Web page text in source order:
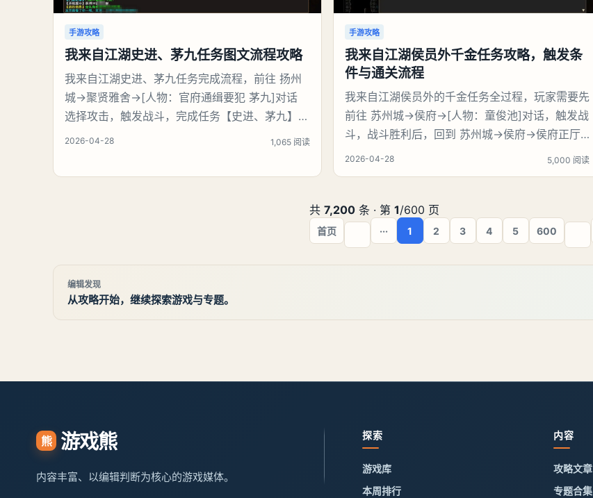
手游攻略
我来自江湖史进、茅九任务图文流程攻略
我来自江湖史进、茅九任务完成流程，前往 扬州
城→聚贤雅舍→[人物：官府通缉要犯 茅九]对话
选择攻击，触发战斗，完成任务【史进、茅九】后
可获得：(1)门派声望 30点、(2)全队历练 300
2026-04-28 1,065 阅读
手游攻略
我来自江湖侯员外千金任务攻略，触发条
件与通关流程
我来自江湖侯员外的千金任务全过程，玩家需要先
前往 苏州城→侯府→[人物：童俊池]对话，触发战
斗，战斗胜利后，回到 苏州城→侯府→侯府正厅
→[人物：侯员外]对话，完成任务，触发任务【见
领取地点：苏州城→侯府→侯府正厅→[人物：侯
员外]对话。侯员外的请求二
2026-04-28 5,000 阅读
共 7,200条 · 第 1/600 页
首页 ··· 1 2 3 4 5 600
编辑发现
从攻略开始，继续探索游戏与专题。
熊 游戏熊
内容丰富、以编辑判断为核心的游戏媒体。
探索
游戏库
本周排行
内容
攻略文章
专题合集